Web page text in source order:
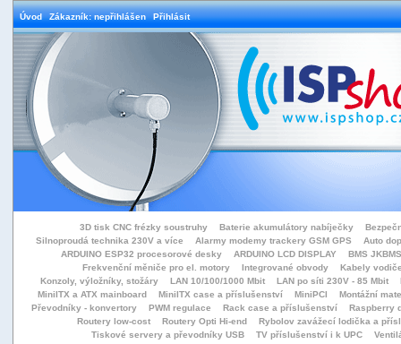
Úvod Zákazník: nepřihlášen Přihlásit
3D tisk CNC frézky soustruhy Baterie akumulátory nabíječky
Silnoproudá technika 230V a více
Alarmy modemy trackery GSM GPS
Auto
ARDUINO ESP32 procesorové desky
ARDUINO LCD DISPLAY
BMS
Frekvenční měniče pro el. motory
Integrované obvody
Kabely
Konzoly, výložníky, stožáry
LAN 10/100/1000 Mbit LAN po síti 230V - 85 Mbit
MiniITX a ATX mainboard
MiniITX case a příslušenství MiniPCI
Montážní
Převodníky - konvertory
PWM regulace Rack case a příslušenství
Raspberry
Routery low-cost
Routery Opti Hi-end
Rybolov zavážecí lodička a přísl
Tiskové servery a převodníky USB
TV příslušenství i k UPC